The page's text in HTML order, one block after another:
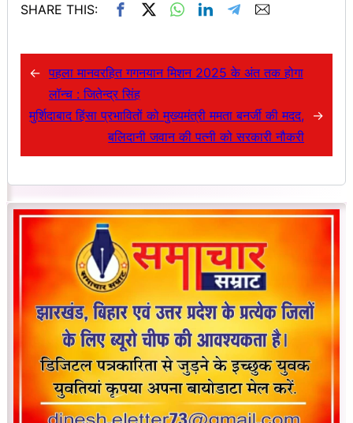
SHARE THIS:
← पहला मानवरहित गगनयान मिशन 2025 के अंत तक होगा
लॉन्च : जितेन्द्र सिंह
मुर्शिदाबाद हिंसा प्रभावितों को मुख्यमंत्री ममता बनर्जी की मदद,
बलिदानी जवान की पत्नी को सरकारी नौकरी
→